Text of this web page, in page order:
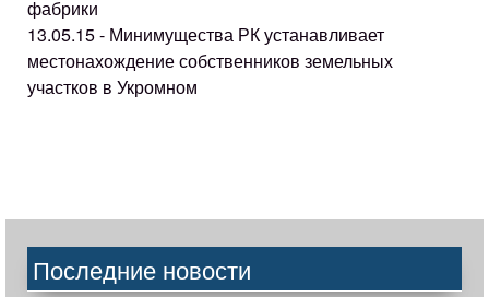
фабрики
13.05.15 - Минимущества РК устанавливает
местонахождение собственников земельных
участков в Укромном
Последние новости